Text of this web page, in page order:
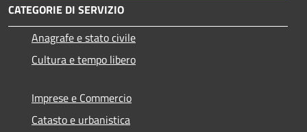
CATEGORIE DI SERVIZIO
Anagrafe e stato civile
Cultura e tempo libero
Imprese e Commercio
Catasto e urbanistica